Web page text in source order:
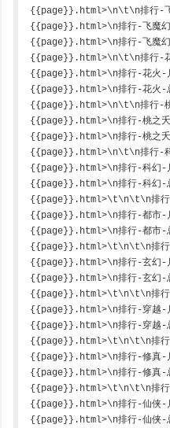
{{page}}.html>\n\t\n排行-
{{page}}.html>\n排行-飞
{{page}}.html>\n排行-飞
{{page}}.html>\n\t\n排行-
{{page}}.html>\n排行-花
{{page}}.html>\n排行-花
{{page}}.html>\n\t\n排行-
{{page}}.html>\n排行-桃之
{{page}}.html>\n排行-桃
{{page}}.html>\n\t\n排行-
{{page}}.html>\n排行-科
{{page}}.html>\n排行-科
{{page}}.html>\t\n\t\n排
{{page}}.html>\n排行-都
{{page}}.html>\n排行-都
{{page}}.html>\t\n\t\n排
{{page}}.html>\n排行-玄
{{page}}.html>\n排行-玄
{{page}}.html>\t\n\t\n排
{{page}}.html>\n排行-穿
{{page}}.html>\n排行-穿
{{page}}.html>\t\n\t\n排
{{page}}.html>\n排行-修
{{page}}.html>\n排行-修
{{page}}.html>\t\n\t\n排
{{page}}.html>\n排行-仙
{{page}}.html>\n排行-仙